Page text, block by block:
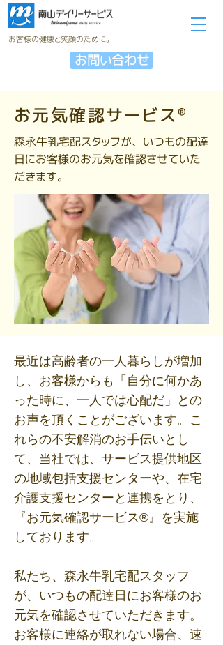
お客様の健康と笑顔のために。
お問い合わせ
お元気確認サービス®
森永牛乳宅配スタッフが、いつもの配達
日にお客様のお元気を確認させていた
だきます。
最近は高齢者の一人暮らしが増加
し、お客様からも「自分に何かあ
った時に、一人では心配だ」との
お声を頂くことがございます。こ
れらの不安解消のお手伝いとし
て、当社では、サービス提供地区
の地域包括支援センターや、在宅
介護支援センターと連携をとり、
『お元気確認サービス®』を実施
しております。
私たち、森永牛乳宅配スタッフ
が、いつもの配達日にお客様のお
元気を確認させていただきます。
お客様に連絡が取れない場合、速